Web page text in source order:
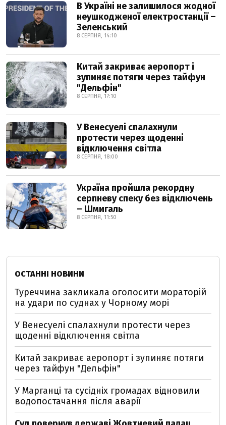
В Україні не залишилося жодної
неушкодженої електростанції –
Зеленський
8 СЕРПНЯ, 14:10
Китай закриває аеропорт і
зупиняє потяги через тайфун
"Дельфін"
8 СЕРПНЯ, 17:10
У Венесуелі спалахнули
протести через щоденні
відключення світла
8 СЕРПНЯ, 18:00
Україна пройшла рекордну
серпневу спеку без відключень
– Шмигаль
8 СЕРПНЯ, 11:50
ОСТАННІ НОВИНИ
Туреччина закликала оголосити мораторій
на удари по суднах у Чорному морі
У Венесуелі спалахнули протести через
щоденні відключення світла
Китай закриває аеропорт і зупиняє потяги
через тайфун "Дельфін"
У Марганці та сусідніх громадах відновили
водопостачання після аварії